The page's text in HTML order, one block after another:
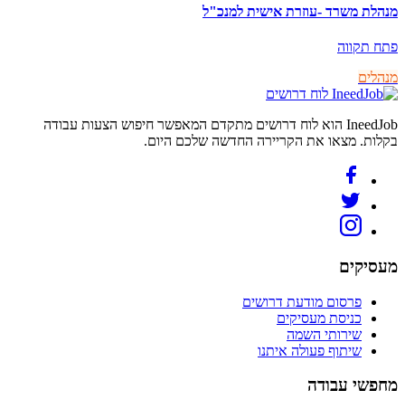
מנהלת משרד -עוזרת אישית למנכ"ל
פתח תקווה
מנהלים
לוח דרושים
IneedJob הוא לוח דרושים מתקדם המאפשר חיפוש הצעות עבודה
בקלות. מצאו את הקריירה החדשה שלכם היום.
מעסיקים
פרסום מודעת דרושים
כניסת מעסיקים
שירותי השמה
שיתוף פעולה איתנו
מחפשי עבודה